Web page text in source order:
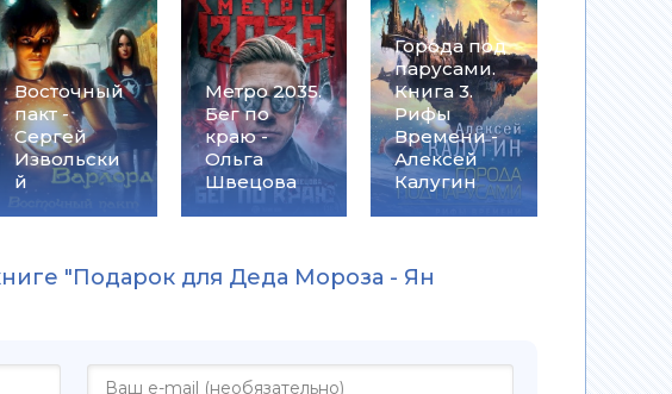
Восточный
пакт -
Сергей
Извольски
й
Метро 2035.
Бег по
краю -
Ольга
Швецова
Города под
парусами.
Книга 3.
Рифы
Времени -
Алексей
Калугин
"Подарок для Деда Мороза - Ян